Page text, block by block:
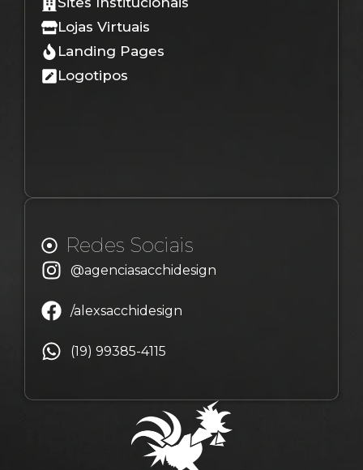
Lojas Virtuais
Landing Pages
Logotipos
Redes Sociais
@agenciasacchidesign
/alexsacchidesign
(19) 99385-4115